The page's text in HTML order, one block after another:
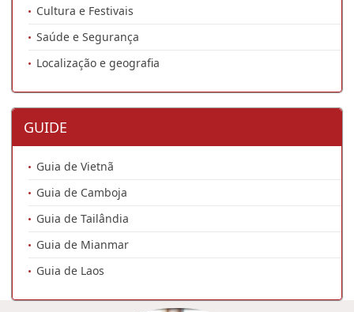
Cultura e Festivais
Saúde e Segurança
Localização e geografia
GUIDE
Guia de Vietnã
Guia de Camboja
Guia de Tailândia
Guia de Mianmar
Guia de Laos